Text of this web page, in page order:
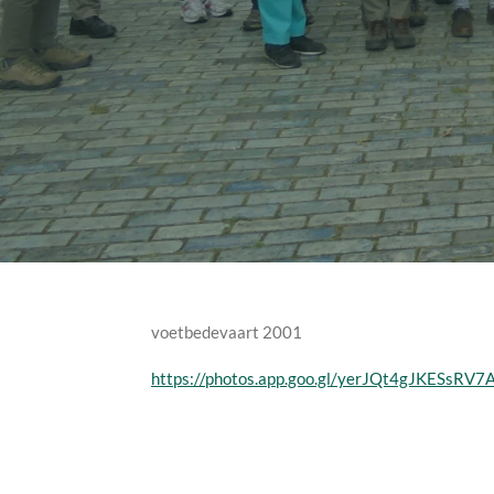
voetbedevaart 2001
https://photos.app.goo.gl/